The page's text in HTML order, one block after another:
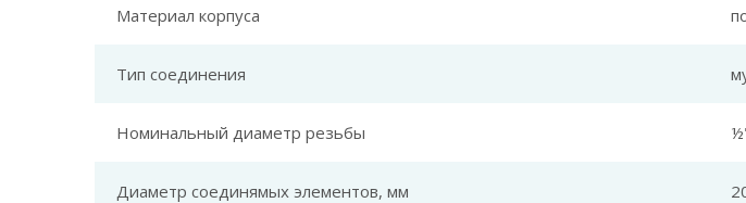
Материал корпуса
Тип соединения
Номинальный диаметр резьбы
Диаметр соединямых элементов, мм